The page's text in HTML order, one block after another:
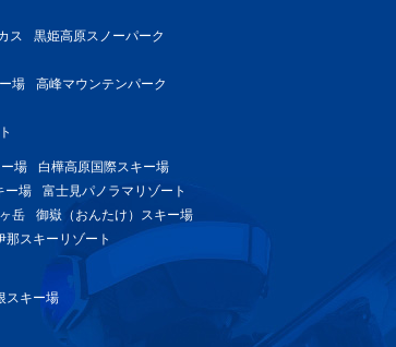
ス
黒姫高原スノーパーク
場
高峰マウンテンパーク
場
白樺高原国際スキー場
ー場
富士見パノラマリゾート
岳
御嶽（おんたけ）スキー場
那スキーリゾート
スキー場